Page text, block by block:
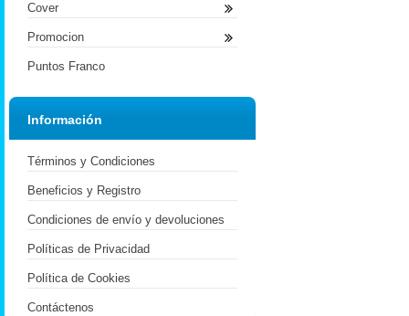
Cover
Promocion
Puntos Franco
Información
Términos y Condiciones
Beneficios y Registro
Condiciones de envío y devoluciones
Políticas de Privacidad
Política de Cookies
Contáctenos